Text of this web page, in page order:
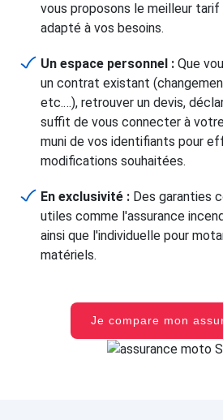
vous proposons le meilleur
adapté à vos besoins.
Un espace personnel : Que
un contrat existant
etc.…), retrouver un devis,
suffit de vous connecter à
muni de vos identifiants pour
modifications souhaitées.
En exclusivité : Des garanties
utiles comme l'assurance
ainsi que l'individuelle pour
matériels.
Je compare mon